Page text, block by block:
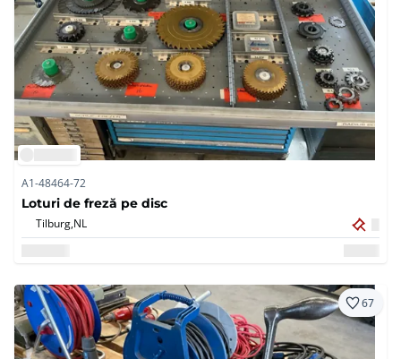
A1-48464-72
Loturi de freză pe disc
Tilburg,NL
67